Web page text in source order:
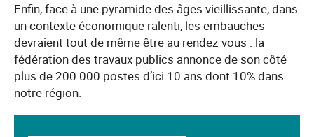
Enfin, face à une pyramide des âges vieillissante, dans
un contexte économique ralenti, les embauches
devraient tout de même être au rendez-vous : la
fédération des travaux publics annonce de son côté
plus de 200 000 postes d’ici 10 ans dont 10% dans
notre région.